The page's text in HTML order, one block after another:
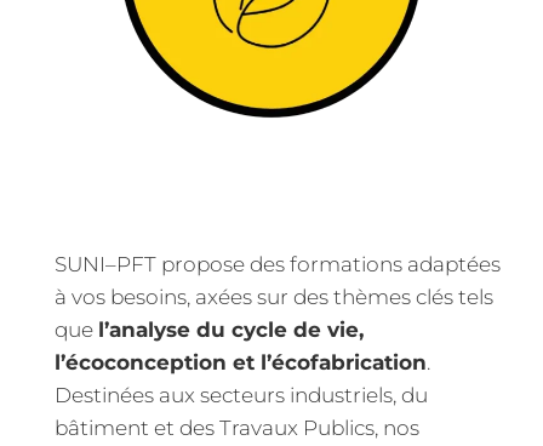
SUNI–PFT propose des formations adaptées
à vos besoins, axées sur des thèmes clés tels
que l’analyse du cycle de vie,
l’écoconception et l’écofabrication.
Destinées aux secteurs industriels, du
bâtiment et des Travaux Publics, nos